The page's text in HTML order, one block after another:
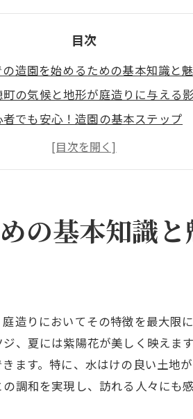
目次
造園を始めるための基本知識と
町の気候と地形が庭造りに与える
者でも安心！造園の基本ステップ
の特性を活かした庭造りの魅力
町における造園の歴史と文化
ロに学ぶ基礎知識とスキル
て楽しむ瑞穂町の造園デザイン
紅葉を引き立てる庭造り
を彩る常緑樹の選び方
ごとのメンテナンス方法
を通して楽しめる庭の工夫
の基本知識と
造りにおいてその特徴を最大限
、夏には紫陽花が美しく映えま
ます。特に、水はけの良い土地
調和を実現し、訪れる人々にも